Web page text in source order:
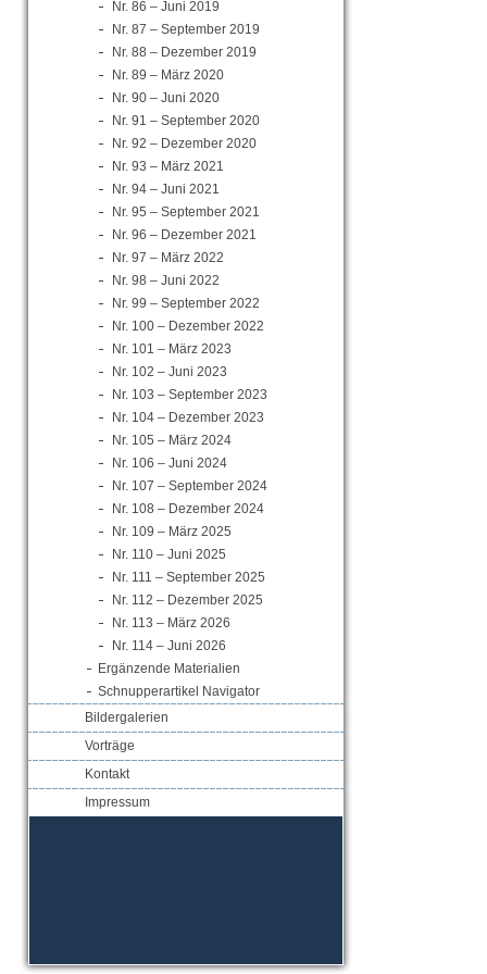
Nr. 86 – Juni 2019
Nr. 87 – September 2019
Nr. 88 – Dezember 2019
Nr. 89 – März 2020
Nr. 90 – Juni 2020
Nr. 91 – September 2020
Nr. 92 – Dezember 2020
Nr. 93 – März 2021
Nr. 94 – Juni 2021
Nr. 95 – September 2021
Nr. 96 – Dezember 2021
Nr. 97 – März 2022
Nr. 98 – Juni 2022
Nr. 99 – September 2022
Nr. 100 – Dezember 2022
Nr. 101 – März 2023
Nr. 102 – Juni 2023
Nr. 103 – September 2023
Nr. 104 – Dezember 2023
Nr. 105 – März 2024
Nr. 106 – Juni 2024
Nr. 107 – September 2024
Nr. 108 – Dezember 2024
Nr. 109 – März 2025
Nr. 110 – Juni 2025
Nr. 111 – September 2025
Nr. 112 – Dezember 2025
Nr. 113 – März 2026
Nr. 114 – Juni 2026
Ergänzende Materialien
Schnupperartikel Navigator
Bildergalerien
Vorträge
Kontakt
Impressum